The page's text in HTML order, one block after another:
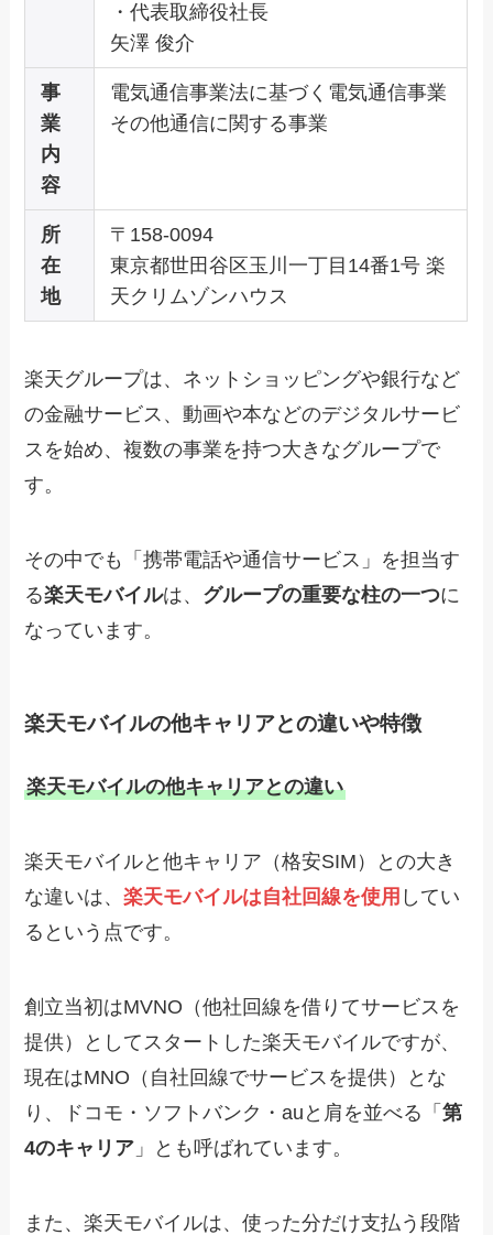
・代表取締役社長
矢澤 俊介
事
業
内
容
電気通信事業法に基づく電気通信事業
その他通信に関する事業
所
在
地
〒158-0094
東京都世田谷区玉川一丁目14番1号 楽
天クリムゾンハウス
楽天グループは、ネットショッピングや銀行など
の金融サービス、動画や本などのデジタルサービ
スを始め、複数の事業を持つ大きなグループで
す。
その中でも「携帯電話や通信サービス」を担当す
る楽天モバイルは、 グループの重要な柱の一つに
なっています。
楽天モバイルの他キャリアとの違いや特徴
楽天モバイルの他キャリアとの違い
楽天モバイルと他キャリア（格安SIM）との大き
な違いは、楽天モバイルは自社回線を使用 してい
るという点です。
創立当初はMVNO（他社回線を借りてサービスを
提供）としてスタートした楽天モバイルですが、
現在はMNO（自社回線でサービスを提供）とな
り、ドコモ・ソフトバンク・auと肩を並べる「第
4のキャリア 」とも呼ばれています。
また、楽天モバイルは、使った分だけ支払う段階